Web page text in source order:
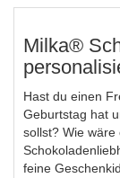
Milka®
Hast du einen
Geburtstag hat
sollst? Wie
feine